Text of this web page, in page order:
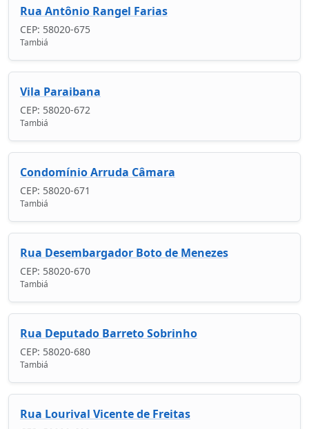
Rua Antônio Rangel Farias
CEP: 58020-675
Tambiá
Vila Paraibana
CEP: 58020-672
Tambiá
Condomínio Arruda Câmara
CEP: 58020-671
Tambiá
Rua Desembargador Boto de Menezes
CEP: 58020-670
Tambiá
Rua Deputado Barreto Sobrinho
CEP: 58020-680
Tambiá
Rua Lourival Vicente de Freitas